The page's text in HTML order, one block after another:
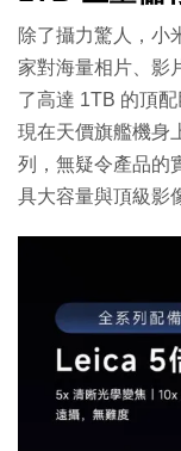
除了攝力驚人，小
家對海量相片、影
了高達 1TB 的頂
現在天價旗艦機身
列，無疑令產品的
具大容量與頂級影